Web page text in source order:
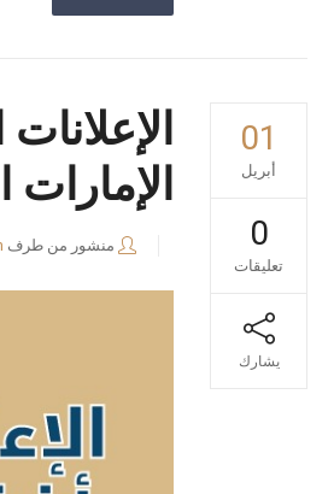
01
أبريل
0
تعليقات
يشارك
الإمارات
منشور من طرف